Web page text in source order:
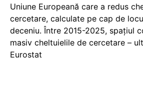
Uniune Europeană care a redus
cercetare, calculate pe cap de
deceniu. Între 2015-2025, spațiul
masiv cheltuielile de cercetare –
Eurostat